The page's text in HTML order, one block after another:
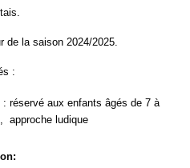
de la saison 2024/2025.
:
: réservé aux enfants âgés de 7 à
approche ludique